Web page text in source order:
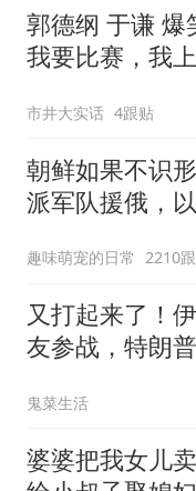
郭德纲 于谦 爆
我要比赛，我
祖庙
市井大实话 4跟贴
朝鲜如果不识
派军队援俄，
趣味萌宠的日常 2210
又打起来了！
友参战，特朗
鬼菜生活
婆婆把我女儿